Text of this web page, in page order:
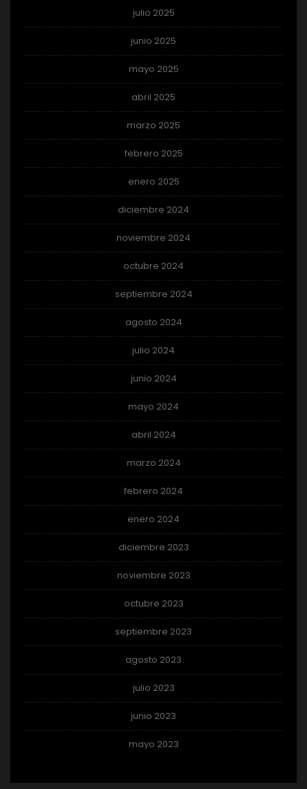
julio 2025
junio 2025
mayo 2025
abril 2025
marzo 2025
febrero 2025
enero 2025
diciembre 2024
noviembre 2024
octubre 2024
septiembre 2024
agosto 2024
julio 2024
junio 2024
mayo 2024
abril 2024
marzo 2024
febrero 2024
enero 2024
diciembre 2023
noviembre 2023
octubre 2023
septiembre 2023
agosto 2023
julio 2023
junio 2023
mayo 2023